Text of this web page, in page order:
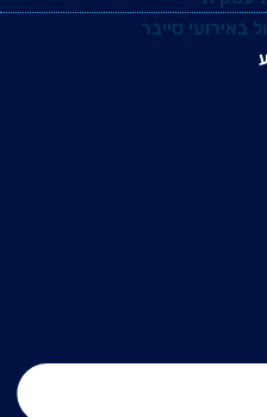
באירועי סייבר